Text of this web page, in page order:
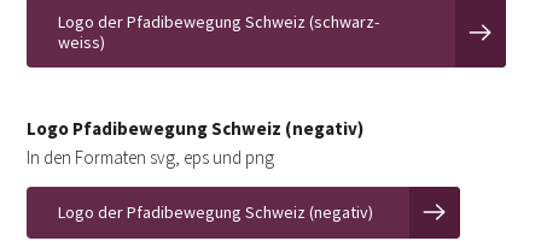
Logo der Pfadibewegung Schweiz (schwarz-
weiss)
Logo Pfadibewegung Schweiz (negativ)
In den Formaten svg, eps und png
Logo der Pfadibewegung Schweiz (negativ)